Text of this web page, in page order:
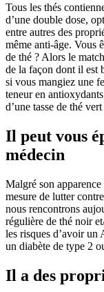
Tous les thés
d’une double dose,
entre autres des
même anti-âge. Vous
de thé ? Alors le
de la façon dont il est
si vous mangiez une
teneur en
d’une tasse de thé
Il peut vous
médecin
Malgré son
mesure de lutter
nous rencontrons
régulière de thé noir
les risques d’avoir un
un diabète de type 2
Il a des